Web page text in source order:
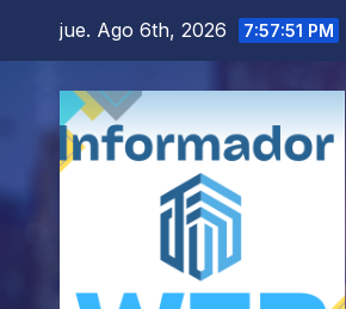
contenido
jue. Ago 6th, 2026 7:57:52 PM